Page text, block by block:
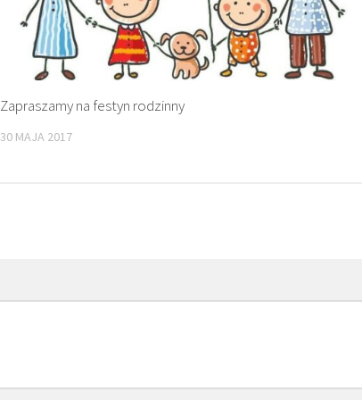
Zapraszamy na festyn rodzinny
30 MAJA 2017